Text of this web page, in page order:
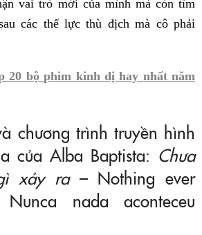
vai trò mới của mình mà còn tìm
các thế lực thù địch mà cô phải
20 bộ phim kinh dị hay nhất năm
chương trình truyền hình
của Alba Baptista: Chưa
xảy ra– Nothing ever
nada aconteceu